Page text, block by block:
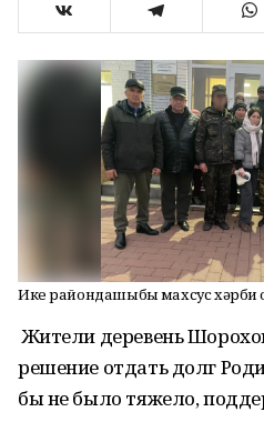
Ике райондашыбыҙ махсус
Жители деревень
решение отдать долг
бы не было тяжело,